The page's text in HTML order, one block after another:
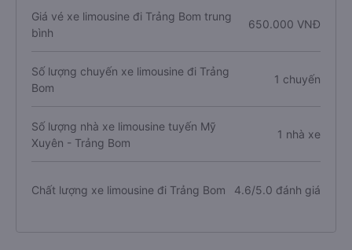
Giá vé xe limousine đi Trảng Bom trung
bình
650.000 VNĐ
Số lượng chuyến xe limousine đi Trảng
Bom
1 chuyến
Số lượng nhà xe limousine tuyến Mỹ
Xuyên - Trảng Bom
1 nhà xe
Chất lượng xe limousine đi Trảng Bom 4.6/5.0 đánh giá